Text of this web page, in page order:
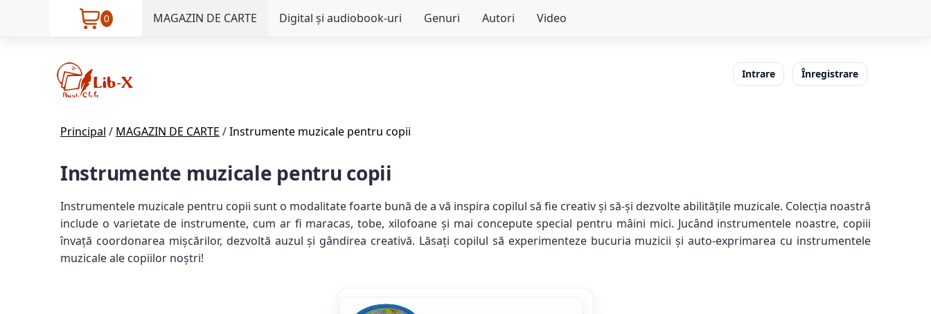
0 MAGAZIN DE CARTE Digital și audiobook-uri Genuri Autori Video
Intrare Înregistrare
Principal / MAGAZIN DE CARTE /Instrumente muzicale pentru copii
Instrumente muzicale pentru copii
Instrumentele muzicale pentru copii sunt o modalitate foarte bună de a vă inspira copilul să fie creativ și să-și dezvolte abilitățile muzicale. Colecția noastră
include o varietate de instrumente, cum ar fi maracas, tobe, xilofoane și mai concepute special pentru mâini mici. Jucând instrumentele noastre, copiii
învață coordonarea mișcărilor, dezvoltă auzul și gândirea creativă. Lăsați copilul să experimenteze bucuria muzicii și auto-exprimarea cu instrumentele
muzicale ale copiilor noștri!